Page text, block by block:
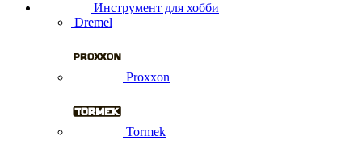
Инструмент для хобби
Dremel
Proxxon
Tormek